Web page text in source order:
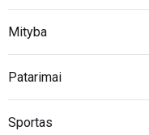
Mityba
Patarimai
Sportas